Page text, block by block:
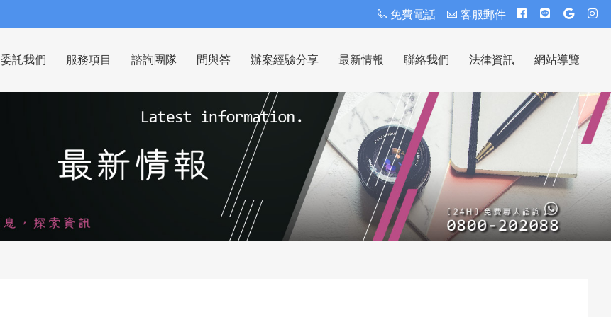
免費電話 客服郵件
委託我們 服務項目 諮詢團隊 問與答 辦案經驗分享 最新情報 聯絡我們 法律資訊 網站導覽